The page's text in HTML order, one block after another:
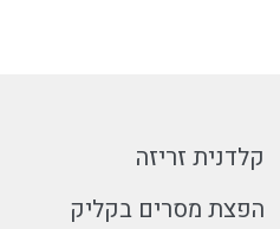
קלדנית זריזה
הפצת מסרים בקליק